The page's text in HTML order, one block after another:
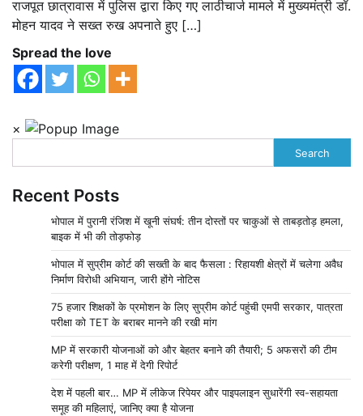
राजपूत छात्रावास में पुलिस द्वारा किए गए लाठीचार्ज मामले में मुख्यमंत्री डॉ.
मोहन यादव ने सख्त रुख अपनाते हुए […]
Spread the love
×
Search
Recent Posts
भोपाल में पुरानी रंजिश में खूनी संघर्ष: तीन दोस्तों पर चाकुओं से ताबड़तोड़ हमला,
बाइक में भी की तोड़फोड़
भोपाल में सुप्रीम कोर्ट की सख्ती के बाद फैसला : रिहायशी क्षेत्रों में चलेगा अवैध
निर्माण विरोधी अभियान, जारी होंगे नोटिस
75 हजार शिक्षकों के प्रमोशन के लिए सुप्रीम कोर्ट पहुंची एमपी सरकार, पात्रता
परीक्षा को TET के बराबर मानने की रखी मांग
MP में सरकारी योजनाओं को और बेहतर बनाने की तैयारी; 5 अफसरों की टीम
करेगी परीक्षण, 1 माह में देगी रिपोर्ट
देश में पहली बार… MP में लीकेज रिपेयर और पाइपलाइन सुधारेंगी स्व-सहायता
समूह की महिलाएं, जानिए क्या है योजना